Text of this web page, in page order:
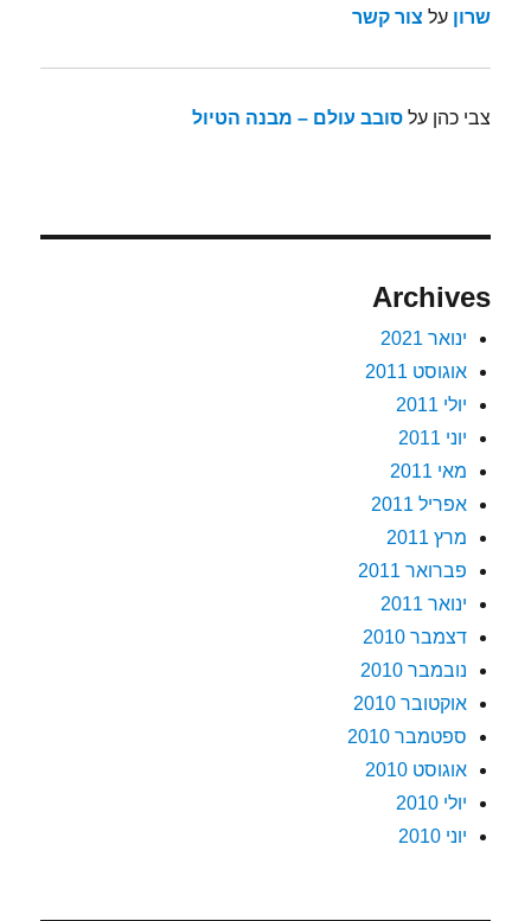
שרון על צור קשר
צבי כהן עלסובב עולם – מבנה הטיול
Archives
ינואר 2021
אוגוסט 2011
יולי 2011
יוני 2011
מאי 2011
אפריל 2011
מרץ 2011
פברואר 2011
ינואר 2011
דצמבר 2010
נובמבר 2010
אוקטובר 2010
ספטמבר 2010
אוגוסט 2010
יולי 2010
יוני 2010